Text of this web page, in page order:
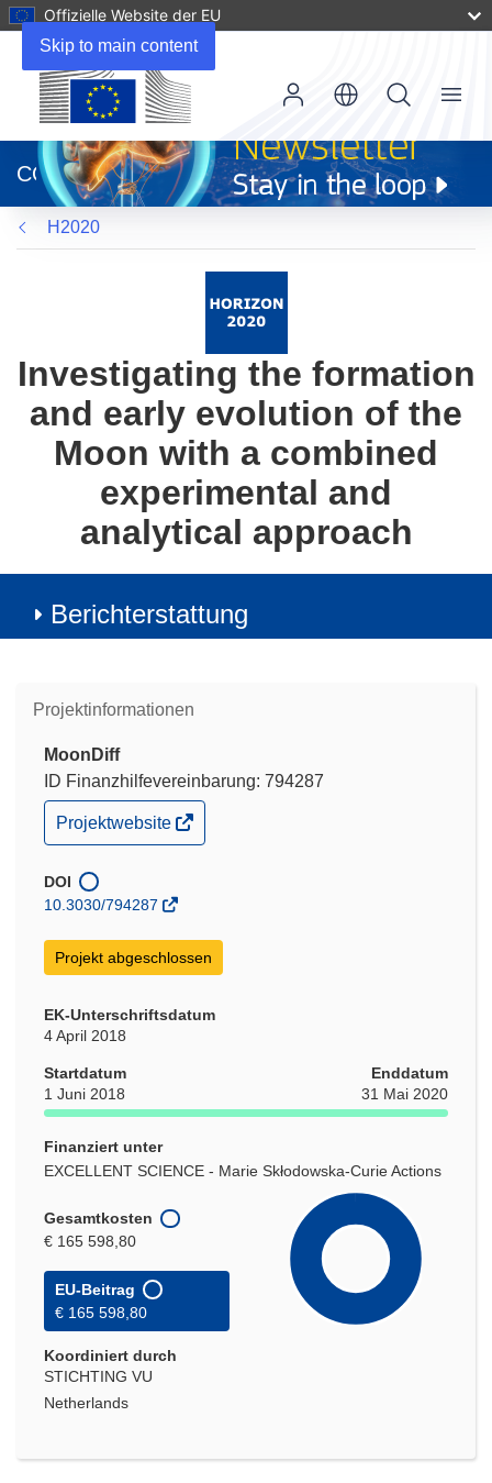
Skip to main content
Offizielle Website der EU
neuem
Fenster)
CORDIS
Menu
H2020
Investigating the formation
and early evolution of the
Moon with a combined
experimental and
analytical approach
Berichterstattung
Projektinformationen
MoonDiff
ID Finanzhilfevereinbarung: 794287
(öffnet
in
Fenster)
Projektwebsite
DOI
10.3030/794287
Projekt abgeschlossen
EK-Unterschriftsdatum
4 April 2018
Startdatum
1 Juni 2018
Enddatum
31 Mai 2020
Finanziert unter
EXCELLENT SCIENCE - Marie Skłodowska-Curie Actions
Gesamtkosten
€ 165 598,80
EU-Beitrag
€ 165 598,80
Koordiniert durch
STICHTING VU
Netherlands